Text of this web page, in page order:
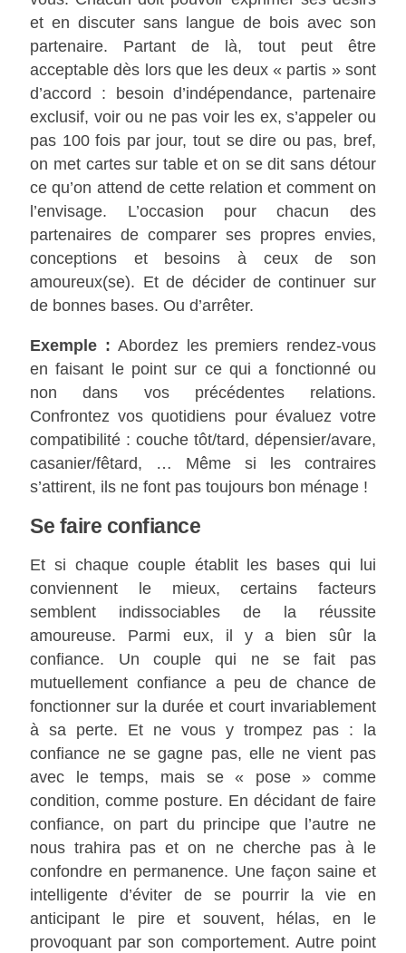
et en discuter sans langue de bois avec son
partenaire. Partant de là, tout peut être
acceptable dès lors que les deux « partis » sont
d’accord : besoin d’indépendance, partenaire
exclusif, voir ou ne pas voir les ex, s’appeler ou
pas 100 fois par jour, tout se dire ou pas, bref,
on met cartes sur table et on se dit sans détour
ce qu’on attend de cette relation et comment on
l’envisage. L’occasion pour chacun des
partenaires de comparer ses propres envies,
conceptions et besoins à ceux de son
amoureux(se). Et de décider de continuer sur
de bonnes bases. Ou d’arrêter.
Exemple :Abordez les premiers rendez-vous
en faisant le point sur ce qui a fonctionné ou
non dans vos précédentes relations.
Confrontez vos quotidiens pour évaluez votre
compatibilité : couche tôt/tard, dépensier/avare,
casanier/fêtard, … Même si les contraires
s’attirent, ils ne font pas toujours bon ménage !
Se faire confiance
Et si chaque couple établit les bases qui lui
conviennent le mieux, certains facteurs
semblent indissociables de la réussite
amoureuse. Parmi eux, il y a bien sûr la
confiance. Un couple qui ne se fait pas
mutuellement confiance a peu de chance de
fonctionner sur la durée et court invariablement
à sa perte. Et ne vous y trompez pas : la
confiance ne se gagne pas, elle ne vient pas
avec le temps, mais se « pose » comme
condition, comme posture. En décidant de faire
confiance, on part du principe que l’autre ne
nous trahira pas et on ne cherche pas à le
confondre en permanence. Une façon saine et
intelligente d’éviter de se pourrir la vie en
anticipant le pire et souvent, hélas, en le
provoquant par son comportement. Autre point